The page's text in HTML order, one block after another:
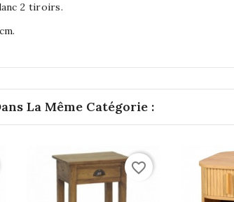
2 tiroirs.
La Même Catégorie :
favorite_border